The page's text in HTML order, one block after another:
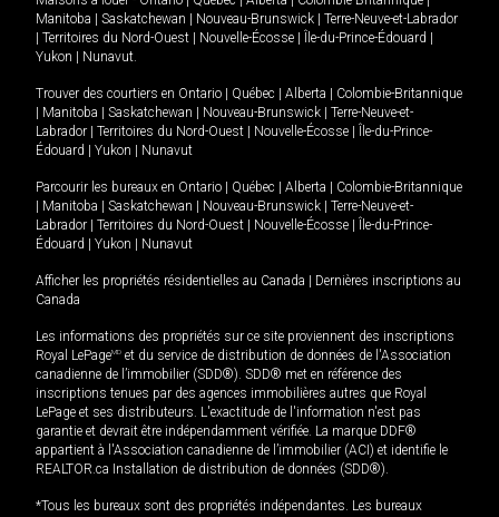
Manitoba
Saskatchewan Nouveau-Brunswick
Terre-Neuve-et-Labrador
Territoires du Nord-Ouest Nouvelle-Écosse Île-du-Prince-Édouard
Yukon
Nunavut.
Trouver des courtiers en Ontario Québec Alberta
Colombie-Britannique
Manitoba Saskatchewan Nouveau-Brunswick
Terre-Neuve-et-
Labrador
Territoires du Nord-Ouest Nouvelle-Écosse
Île-du-Prince-
Édouard
Yukon Nunavut
Parcourir les bureaux en Ontario Québec Alberta
Colombie-Britannique
Manitoba Saskatchewan Nouveau-Brunswick
Terre-Neuve-et-
Labrador
Territoires du Nord-Ouest Nouvelle-Écosse
Île-du-Prince-
Édouard
Yukon Nunavut
Afficher les propriétés résidentielles au Canada
Dernières inscriptions au
Canada
Les informations des propriétés sur ce site proviennent des inscriptions
Royal LePageMD et du service de distribution de données de l'Association
canadienne de l’immobilier (SDD®). SDD® met en référence des
inscriptions tenues par des agences immobilières autres que Royal
LePage et ses distributeurs. L'exactitude de l'information n'est pas
garantie et devrait être indépendamment vérifiée. La marque DDF®
appartient à l'Association canadienne de l’immobilier (ACI) et identifie le
REALTOR.ca Installation de distribution de données (SDD®).
*Tous les bureaux sont des propriétés indépendantes. Les bureaux